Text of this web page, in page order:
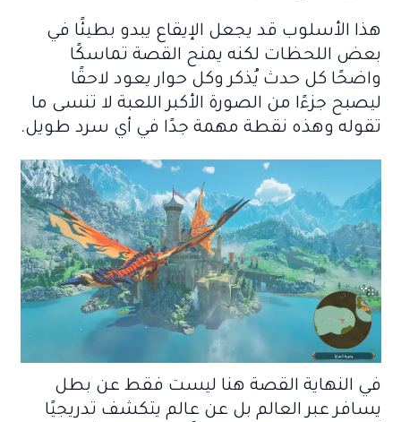
هذا الأسلوب قد يجعل الإيقاع يبدو بطيئًا في
بعض اللحظات لكنه يمنح القصة تماسكًا
واضحًا كل حدث يُذكر وكل حوار يعود لاحقًا
ليصبح جزءًا من الصورة الأكبر اللعبة لا تنسى ما
تقوله وهذه نقطة مهمة جدًا في أي سرد طويل.
في النهاية القصة هنا ليست فقط عن بطل
يسافر عبر العالم بل عن عالم يتكشف تدريجيًا